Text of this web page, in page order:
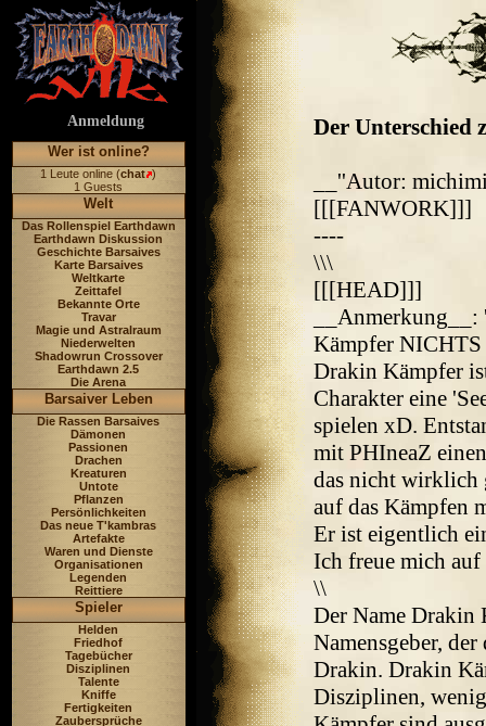
Anmeldung
Wer ist online?
1 Leute online (chat )
1 Guests
Welt
Das Rollenspiel Earthdawn
Earthdawn Diskussion
Geschichte Barsaives
Karte Barsaives
Weltkarte
Zeittafel
Bekannte Orte
Travar
Magie und Astralraum
Niederwelten
Shadowrun Crossover
Earthdawn 2.5
Die Arena
Barsaiver Leben
Die Rassen Barsaives
Dämonen
Passionen
Drachen
Kreaturen
Untote
Pflanzen
Persönlichkeiten
Das neue T'kambras
Artefakte
Waren und Dienste
Organisationen
Legenden
Reittiere
Spieler
Helden
Friedhof
Tagebücher
Disziplinen
Talente
Kniffe
Fertigkeiten
Zaubersprüche
Der Unterschied
__''Autor:
[[[FANWORK]]]
----
\\\
[[[HEAD]]]
Kämpfer
Drakin Kämpfer
Charakter eine
spielen xD.
mit PHIneaZ
das nicht wirklich
auf das Kämpfen
Er ist eigentlich
Ich freue mich
\\
Der Name Drakin
Namensgeber,
Drakin. Drakin
Disziplinen,